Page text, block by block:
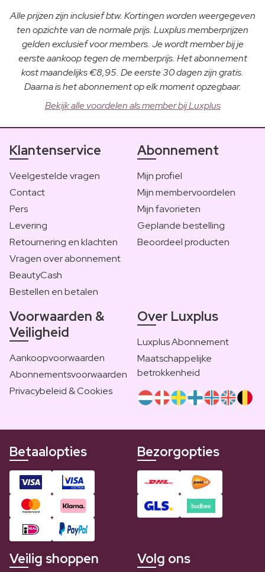
Alle prijzen zijn inclusief btw. Kortingen worden weergegeven
ten opzichte van de normale prijs. Luxplus memberprijzen
gelden exclusief voor members. Je wordt member bij je
eerste aankoop tegen de memberprijs. Het abonnement
kost maandelijks €8,95. De eerste 30 dagen zijn gratis.
Daarna is het abonnement op elk moment opzegbaar.
Bekijk alle voordelen als member bij Luxplus
Klantenservice
Veelgestelde vragen
Contact
Pers
Levering
Retournering en klachten
Vragen over abonnement
BeautyCash
Bestellen en betalen
Abonnement
Mijn profiel
Mijn membervoordelen
Mijn favorieten
Geplande bestelling
Beoordeel producten
Voorwaarden &
Veiligheid
Aankoopvoorwaarden
Abonnementsvoorwaarden
Privacybeleid & Cookies
Over Luxplus
Luxplus Abonnement
Maatschappelijke
betrokkenheid
Betaalopties Bezorgopties
Veilig shoppen Volg ons